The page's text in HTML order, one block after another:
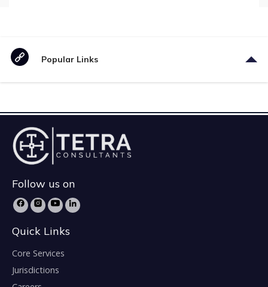
Popular Links
Follow us on
Quick Links
Core Services
Jurisdictions